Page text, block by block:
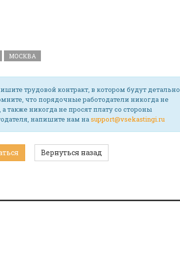
МОСКВА
трудовой контракт, в котором будут детально
что порядочные работодатели никогда не
также никогда не просят плату со стороны
напишите нам наsupport@vsekastingi.ru
Вернуться назад